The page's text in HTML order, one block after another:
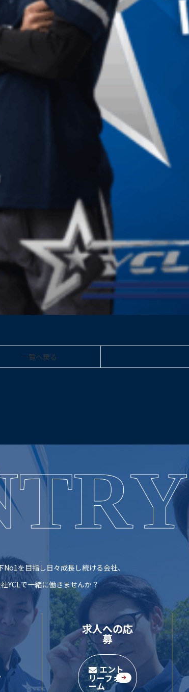
一覧へ戻る
No1を目指し日々成長し続ける会社、
YCLで一緒に働きませんか？
求人への応
募
エント
リーフォ
ーム